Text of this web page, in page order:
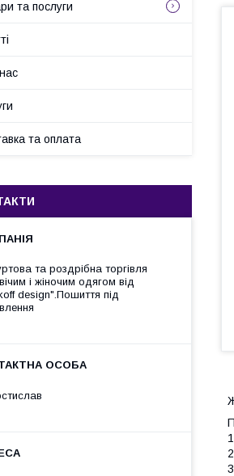
та послуги
та оплата
та роздрібна торгівля
і жіночим одягом від
design".Пошиття під